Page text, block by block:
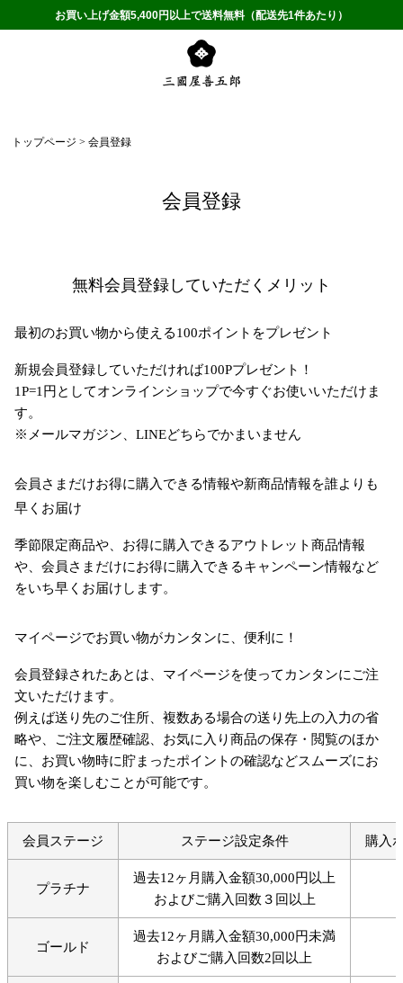
お買い上げ金額5,400円以上で送料無料（配送先1件あたり）
トップページ 会員登録
会員登録
無料会員登録していただくメリット
最初のお買い物から使える100ポイントをプレゼント
新規会員登録していただければ100Pプレゼント！
1P=1円としてオンラインショップで今すぐお使いいただけま
す。
※メールマガジン、LINEどちらでかまいません
会員さまだけお得に購入できる情報や新商品情報を誰よりも
早くお届け
季節限定商品や、お得に購入できるアウトレット商品情報
や、会員さまだけにお得に購入できるキャンペーン情報など
をいち早くお届けします。
マイページでお買い物がカンタンに、便利に！
会員登録されたあとは、マイページを使ってカンタンにご注
文いただけます。
例えば送り先のご住所、複数ある場合の送り先上の入力の省
略や、ご注文履歴確認、お気に入り商品の保存・閲覧のほか
に、お買い物時に貯まったポイントの確認などスムーズにお
買い物を楽しむことが可能です。
会員ステージ ステージ設定条件 購入
プラチナ
過去12ヶ月購入金額30,000円以上
およびご購入回数３回以上
ゴールド
過去12ヶ月購入金額30,000円未満
およびご購入回数2回以上